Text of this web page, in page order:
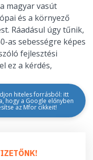
magyar vasút
és a környező
Ráadásul úgy tűnik,
as sebességre képes
fejlesztési
ez a kérdés,
hiteles forrásból: itt
hogy a Google előnyben
az Mfor cikkeit!